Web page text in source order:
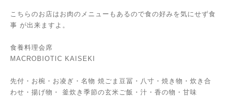
こちらのお店はお肉のメニューもあるので食の好みを気にせず食
事 が出来ますよ。
食養料理会席
MACROBIOTIC KAISEKI
先付・お椀・お凌ぎ・名物 焼ごま豆冨・八寸・焼き物・炊き合
わせ・揚げ物・ 釜炊き季節の玄米ご飯・汁・香の物・甘味